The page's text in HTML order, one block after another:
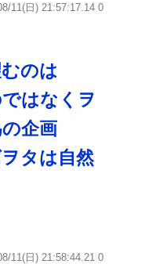
11(日) 21:57:17.14 0
のは
はなくヲ
企画
タは自然
11(日) 21:58:44.21 0